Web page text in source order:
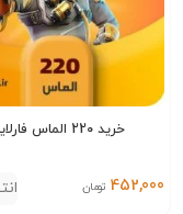
خرید 220 الماس فارلایت
452,000 تومان